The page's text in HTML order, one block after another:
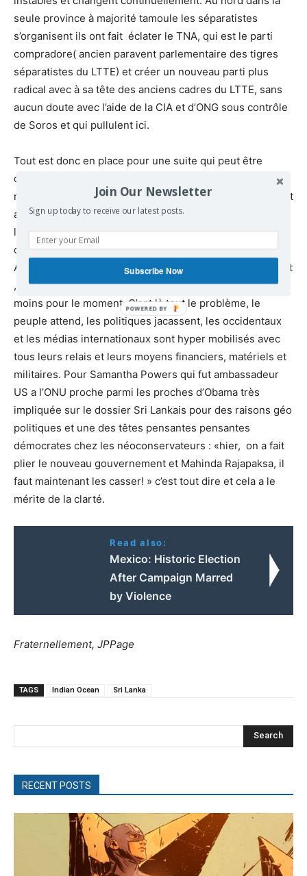
seule province à majorité tamoule les séparatistes
s’organisent ils ont fait éclater le TNA, qui est le parti
compradore( ancien paravent parlementaire des tigres
séparatistes du LTTE) et créer un nouveau parti plus
radical avec à sa tête des anciens cadres du LTTE, sans
aucun doute avec l’aide de la CIA et d’ONG sous contrôle
de Soros et qui pullulent ici.
Tout est donc en place pour une suite qui peut être
dramatique si le mouvement populaire n’intervient pas
massivement et en urgence. Pour le moment le Président
ancien allié de la droite bien que venant du parti de
l’ancien président qu’il avait trahit ne s’est pas exprimé, il
doit en principe le faire aujourd’hui. On est sûr de rien.
Au sein des forces politiques qui appuient le changement
, gauche comprise, on discute beaucoup on agit peu, du
moins pour le moment. C’est là tout le problème, le
peuple attend, les politiques jacassent, les occidentaux
et les médias internationaux sont hyper mobilisés avec
tous leurs relais et leurs moyens financiers, matériels et
militaires. Pour Samantha Powers qui fut ambassadeur
US a l’ONU proche parmi les proches d’Obama très
impliquée sur le dossier Sri Lankais pour des raisons géo
politiques et une des têtes pensantes pensantes
démocrates chez les néoconservateurs : «hier, on a fait
plier le nouveau gouvernement et Mahinda Rajapaksa, il
faut maintenant les casser! » c’est tout dire et cela a le
mérite de la clarté.
Read also:
Mexico: Historic Election
After Campaign Marred
by Violence
Fraternellement, JPPage
TAGS Indian Ocean Sri Lanka
Search
RECENT POSTS
Join Our Newsletter
Sign up today to receive our latest posts.
Subscribe Now